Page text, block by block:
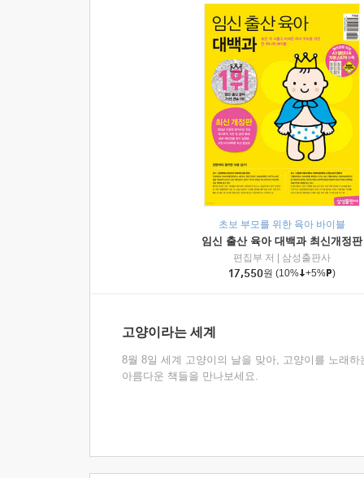
초보 부모를 위한 육아 바이블
임신 출산 육아 대백과 최신개정판
편집부 저
삼성출판사
17,550원 (10% +5% )
고양이라는 세계
8월 8일 세계 고양이의 날을 맞아, 고양이를 노래하
아름다운 책들을 만나보세요.